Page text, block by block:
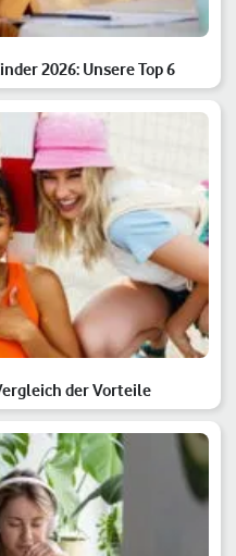
2026: Unsere Top 6
der Vorteile